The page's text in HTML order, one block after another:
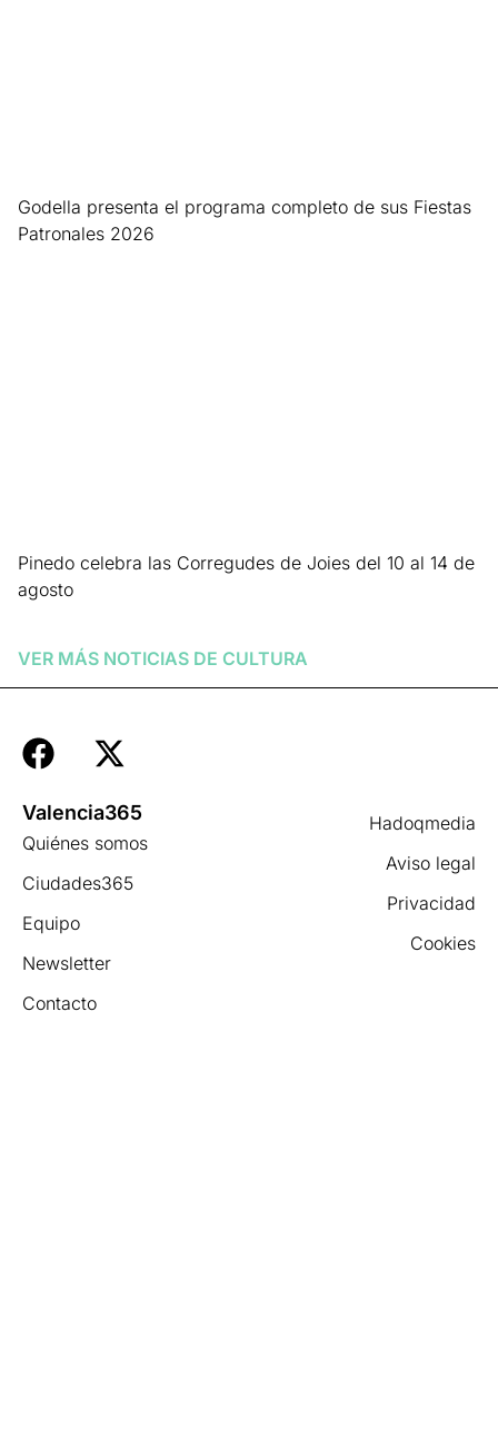
Godella presenta el programa completo de sus Fiestas
Patronales 2026
Pinedo celebra las Corregudes de Joies del 10 al 14 de
agosto
VER MÁS NOTICIAS DE CULTURA
Hadoqmedia
Aviso legal
Privacidad
Cookies
Valencia365
Quiénes somos
Ciudades365
Equipo
Newsletter
Contacto